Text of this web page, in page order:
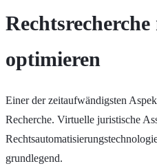
optimieren
Einer der zeitaufwändigsten
Recherche. Virtuelle juristische
grundlegend.